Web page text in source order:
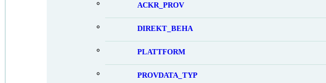
ACKR_PROV
DIREKT_BEHA
PLATTFORM
PROVDATA_TYP